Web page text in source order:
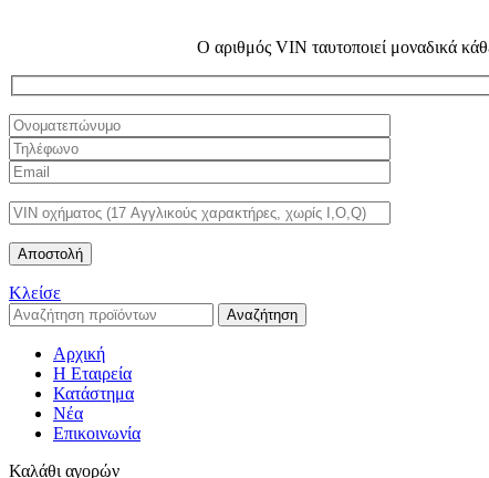
Ο αριθμός VIN ταυτοποιεί μοναδικά
Κλείσε
Αναζήτηση
Αρχική
Η Εταιρεία
Κατάστημα
Νέα
Επικοινωνία
Καλάθι αγορών